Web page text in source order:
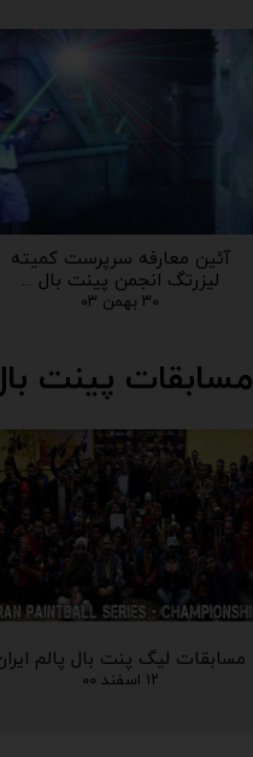
آئین معارفه سرپرست کمیته
لیزرتگ انجمن پینت بال ...
۳۰ بهمن ۰۳
مسابقات پینت
مسابقات لیگ پنت بال پالم
۱۲ اسفند ۰۰